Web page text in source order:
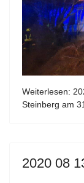
Weiterlesen:
Steinberg am
2020 08